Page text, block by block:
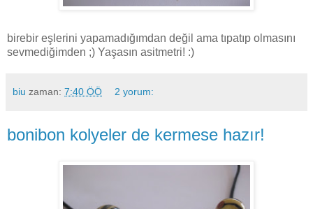
birebir eşlerini yapamadığımdan değil ama tıpatıp olmasını
sevmediğimden ;) Yaşasın asitmetri! :)
biu zaman: 7:40 ÖÖ 2 yorum:
bonibon kolyeler de kermese hazır!